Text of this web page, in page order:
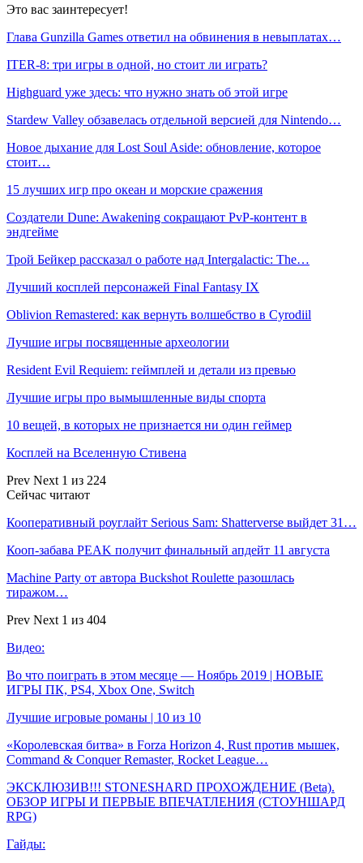
Это вас заинтересует!
Глава Gunzilla Games ответил на обвинения в невыплатах…
ITER-8: три игры в одной, но стоит ли играть?
Highguard уже здесь: что нужно знать об этой игре
Stardew Valley обзавелась отдельной версией для Nintendo…
Новое дыхание для Lost Soul Aside: обновление, которое
стоит…
15 лучших игр про океан и морские сражения
Создатели Dune: Awakening сокращают PvP-контент в
эндгейме
Трой Бейкер рассказал о работе над Intergalactic: The…
Лучший косплей персонажей Final Fantasy IX
Oblivion Remastered: как вернуть волшебство в Cyrodiil
Лучшие игры посвященные археологии
Resident Evil Requiem: геймплей и детали из превью
Лучшие игры про вымышленные виды спорта
10 вещей, в которых не признается ни один геймер
Косплей на Вселенную Стивена
Prev Next 1 из 224
Сейчас читают
Кооперативный роуглайт Serious Sam: Shatterverse выйдет 31…
Кооп-забава PEAK получит финальный апдейт 11 августа
Machine Party от автора Buckshot Roulette разошлась
тиражом…
Prev Next 1 из 404
Видео:
Во что поиграть в этом месяце — Ноябрь 2019 | НОВЫЕ
ИГРЫ ПК, PS4, Xbox One, Switch
Лучшие игровые романы | 10 из 10
«Королевская битва» в Forza Horizon 4, Rust против мышек,
Command & Conquer Remaster, Rocket League…
ЭКСКЛЮЗИВ!!! STONESHARD ПРОХОЖДЕНИЕ (Beta).
ОБЗОР ИГРЫ И ПЕРВЫЕ ВПЕЧАТЛЕНИЯ (СТОУНШАРД
RPG)
Гайды: